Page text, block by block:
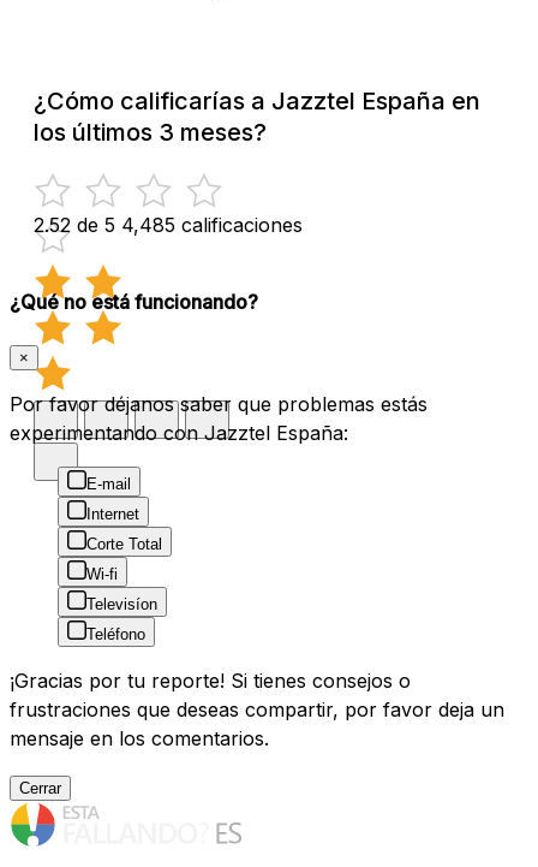
¿Cómo calificarías a Jazztel España en
los últimos 3 meses?
2.52 de 5 4,485 calificaciones
¿Qué no está funcionando?
×
Por favor déjanos saber que problemas estás
experimentando con Jazztel España:
E-mail
Internet
Corte Total
Wi-fi
Televisíon
Teléfono
¡Gracias por tu reporte! Si tienes consejos o
frustraciones que deseas compartir, por favor deja un
mensaje en los comentarios.
Cerrar